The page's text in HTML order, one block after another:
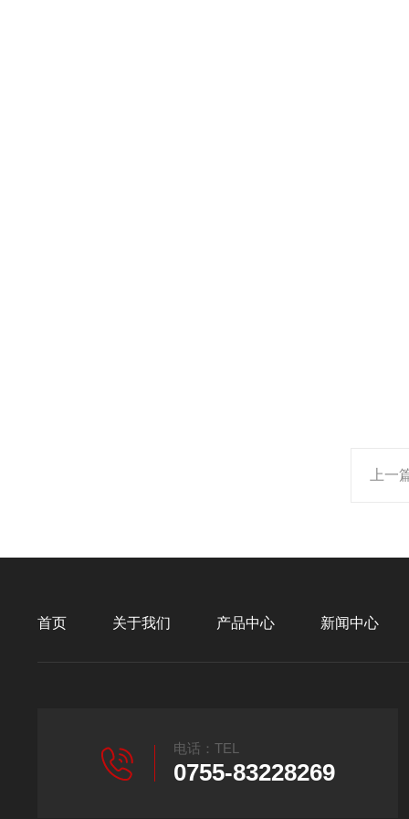
上一
首页 关于我们 产品中心 新闻中心
电话：TEL
0755-83228269